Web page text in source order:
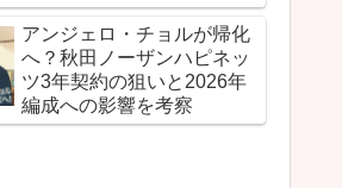
が胸を熱くしたワケ
アンジェロ・チョルが帰化
へ？秋田ノーザンハピネッ
ツ3年契約の狙いと2026年
編成への影響を考察